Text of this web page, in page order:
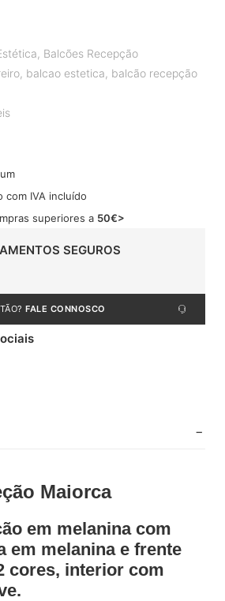
, Balcões Recepção
, balcao estetica, balcão recepção
com IVA incluído
superiores a 50€>
SEGUROS
FALE CONNOSCO
Maiorca
em melanina com
em melanina e frente
cores, interior com